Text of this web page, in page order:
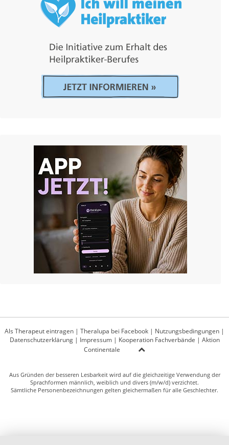
Als Therapeut eintragen | Theralupa bei Facebook | Nutzungsbedingungen |
Datenschutzerklärung| Impressum| Kooperation Fachverbände | Aktion
Continentale
Aus Gründen der besseren Lesbarkeit wird auf die gleichzeitige Verwendung der
Sprachformen männlich, weiblich und divers (m/w/d) verzichtet.
Sämtliche Personenbezeichnungen gelten gleichermaßen für alle Geschlechter.